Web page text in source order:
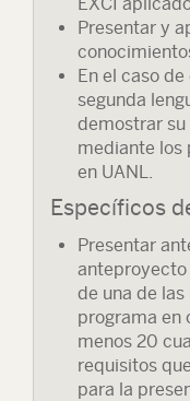
Presentar y
En el caso
segunda
demostrar
mediante los
en UANL.
Específicos
Presentar
anteproyecto
de una de
programa en
menos 20
requisitos
para la